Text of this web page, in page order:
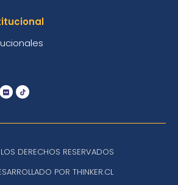
DERECHOS RESERVADOS
POR THINKER.CL